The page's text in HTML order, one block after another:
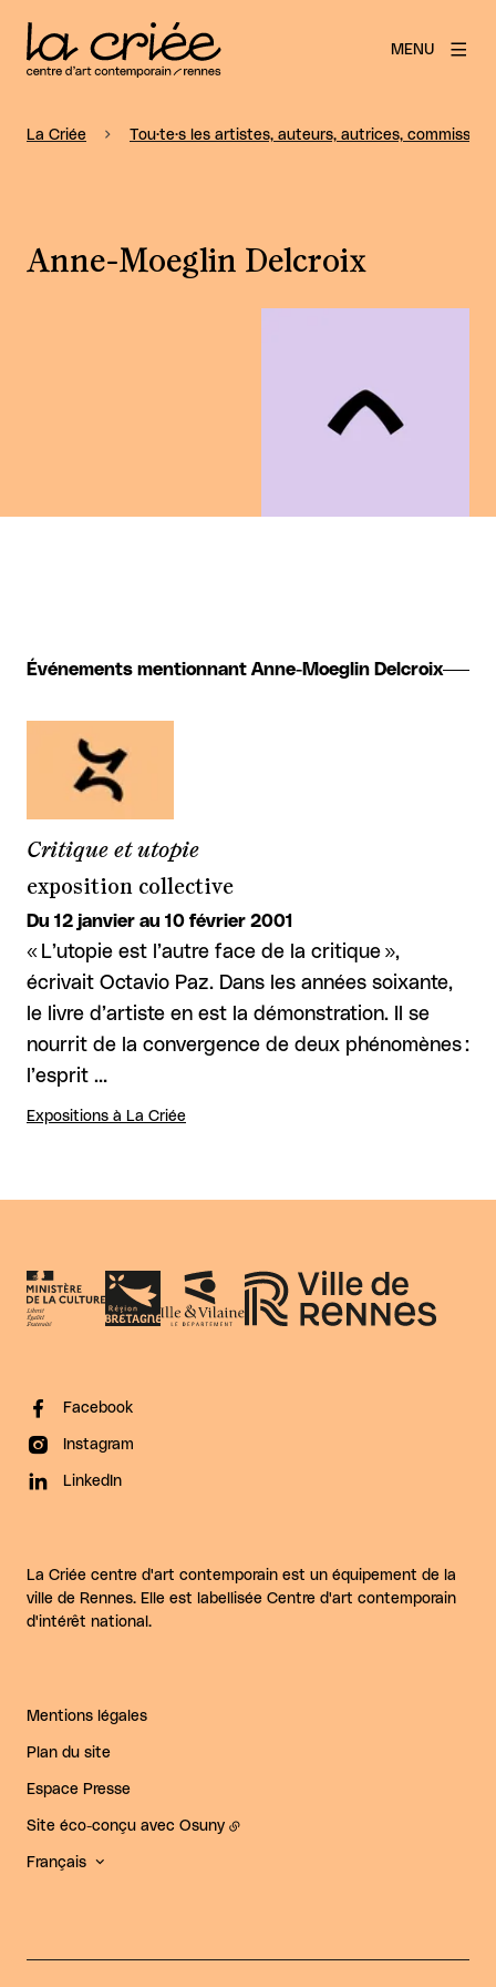
MENU
La Criée Tou·te·s les artistes, auteurs, autrices,
Anne-Moeglin Delcroix
Événements mentionnant Anne-Moeglin Delcroix
Critique et utopie
exposition collective
Du 12 janvier au 10 février 2001
« L’utopie est l’autre face de la critique »,
écrivait Octavio Paz. Dans les années soixante,
le livre d’artiste en est la démonstration. Il se
nourrit de la convergence de deux phénomènes :
l’esprit …
Expositions à La Criée
Facebook
Instagram
LinkedIn
La Criée centre d'art contemporain est un équipement de la
ville de Rennes. Elle est labellisée Centre d'art contemporain
d'intérêt national.
Mentions légales
Plan du site
Espace Presse
Site éco-conçu avec Osuny
Français